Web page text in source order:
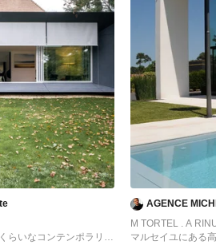
らいなコンテンポラリー
AGENCE
M TORTEL . A
マルセイユにある